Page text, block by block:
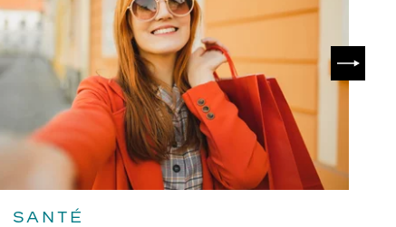
SANTÉ
couleur
verres